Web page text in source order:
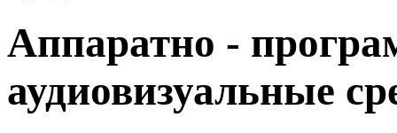
Аппаратно -
аудиовизуальные